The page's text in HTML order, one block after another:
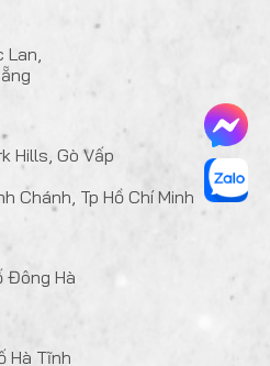
Lan,
Hills, Gò Vấp
Chánh, Tp Hồ Chí Minh
Đông Hà
Hà Tĩnh